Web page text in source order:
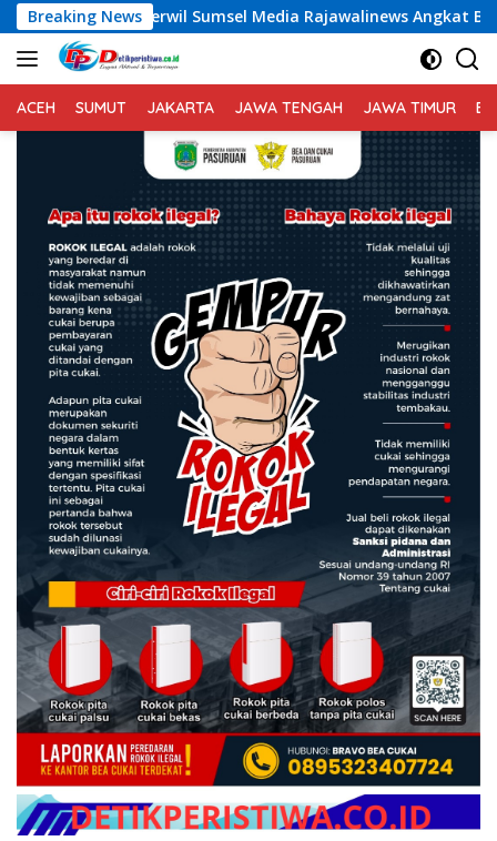
Langsung
ke
konten
Breaking News
Media Rajawalinews Angkat Bicara Dugaan
ACEH SUMUT JAKARTA JAWA TENGAH JAWA TIMUR